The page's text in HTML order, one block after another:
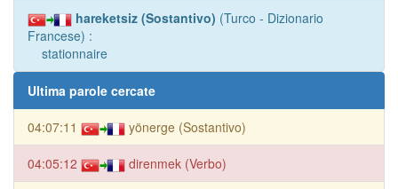
hareketsiz (Sostantivo) (Turco - Dizionario
Francese) :
stationnaire
Ultima parole cercate
04:07:11 yönerge (Sostantivo)
04:05:12 direnmek (Verbo)